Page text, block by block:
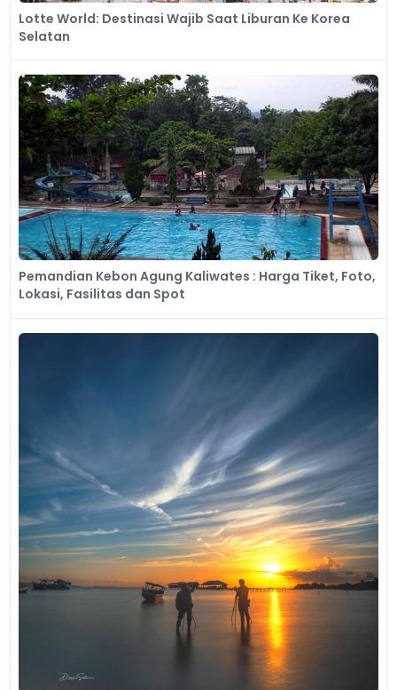
Lotte World: Destinasi Wajib Saat Liburan Ke Korea
Selatan
Pemandian Kebon Agung Kaliwates : Harga Tiket, Foto,
Lokasi, Fasilitas dan Spot